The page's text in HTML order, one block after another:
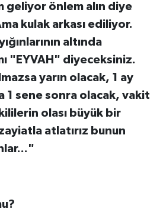
geliyor önlem alın diye
kulak arkası ediliyor.
altında
"EYVAH" diyeceksiniz.
yarın olacak, 1 ay
1 sene sonra olacak, vakit
olası büyük bir
atlatırız bunun